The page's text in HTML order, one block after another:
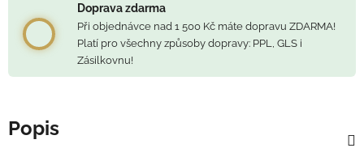
Doprava zdarma
Při objednávce nad 1 500 Kč máte dopravu ZDARMA!
Platí pro všechny způsoby dopravy: PPL, GLS i
Zásilkovnu!
Popis